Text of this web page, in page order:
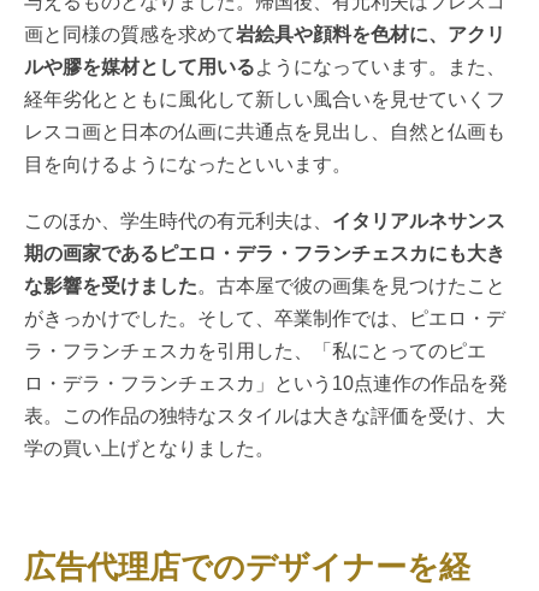
画と同様の質感を求めて岩絵具や顔料を色材に、アクリ
ルや膠を媒材として用いるようになっています。また、
経年劣化とともに風化して新しい風合いを見せていくフ
レスコ画と日本の仏画に共通点を見出し、自然と仏画も
目を向けるようになったといいます。
このほか、学生時代の有元利夫は、 イタリアルネサンス
期の画家であるピエロ・デラ・フランチェスカにも大き
な影響を受けました。古本屋で彼の画集を見つけたこと
がきっかけでした。そして、卒業制作では、ピエロ・デ
ラ・フランチェスカを引用した、「私にとってのピエ
ロ・デラ・フランチェスカ」という10点連作の作品を発
表。この作品の独特なスタイルは大きな評価を受け、大
学の買い上げとなりました。
広告代理店でのデザイナーを経